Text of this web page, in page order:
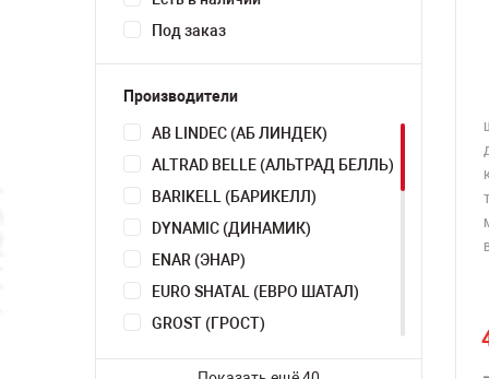
Под заказ
Производители
AB LINDEC (АБ ЛИНДЕК)
ALTRAD BELLE (АЛЬТРАД БЕЛЛЬ)
BARIKELL (БАРИКЕЛЛ)
DYNAMIC (ДИНАМИК)
ENAR (ЭНАР)
EURO SHATAL (ЕВРО ШАТАЛ)
GROST (ГРОСТ)
HUSQVARNA (ХУСКВАРНА)